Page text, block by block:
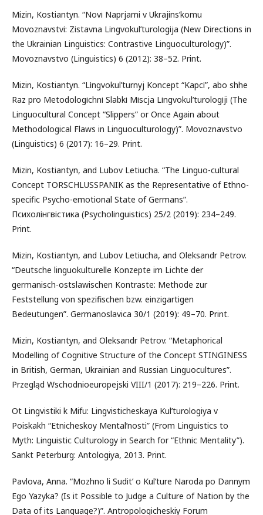
Mizin, Kostiantyn. “Novі Naprjami v Ukrajins’komu
Movoznavstvі: Zіstavna Lіngvokul’turologіja (New Directions in
the Ukrainian Linguistics: Contrastive Linguoculturology)”.
Movoznavstvo (Linguistics) 6 (2012): 38–52. Print.
Mizin, Kostiantyn. “Lіngvokul’turnyj Koncept “Kapcі”, abo shhe
Raz pro Metodologіchnі Slabkі Mіscja Lіngvokul’turologіji (The
Linguocultural Concept “Slippers” or Once Again about
Methodological Flaws in Linguoculturology)”. Movoznavstvo
(Linguistics) 6 (2017): 16–29. Print.
Mizin, Kostiantyn, and Lubov Letiucha. “The Linguo-cultural
Concept TORSCHLUSSPANIK as the Representative of Ethno-
specific Psycho-emotional State of Germans”.
Психолінгвістика (Psycholinguistics) 25/2 (2019): 234–249.
Print.
Mizin, Kostiantyn, and Lubov Letiucha, and Oleksandr Petrov.
“Deutsche linguokulturelle Konzepte im Lichte der
germanisch-ostslawischen Kontraste: Methode zur
Feststellung von spezifischen bzw. einzigartigen
Bedeutungen”. Germanoslavica 30/1 (2019): 49–70. Print.
Mizin, Kostiantyn, and Oleksandr Petrov. “Metaphorical
Modelling of Cognitive Structure of the Concept STINGINESS
in British, German, Ukrainian and Russian Linguocultures”.
Przegląd Wschodnioeuropejski VIII/1 (2017): 219–226. Print.
Ot Lingvistiki k Mifu: Lingvisticheskaya Kul’turologiya v
Poiskakh “Etnicheskoy Mental’nosti” (From Linguistics to
Myth: Linguistic Culturology in Search for “Ethnic Mentality”).
Sankt Peterburg: Antologiya, 2013. Print.
Pavlova, Anna. “Mozhno li Sudit’ o Kul’ture Naroda po Dannym
Ego Yazyka? (Is it Possible to Judge a Culture of Nation by the
Data of its Language?)”. Antropologicheskiy Forum